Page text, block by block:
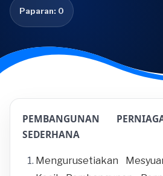
Paparan: 0
PEMBANGUNAN
SEDERHANA
Mengurusetiakan